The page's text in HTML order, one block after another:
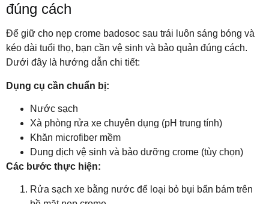
đúng cách
Để giữ cho nẹp crome badosoc sau trái luôn sáng bóng và
kéo dài tuổi thọ, bạn cần vệ sinh và bảo quản đúng cách.
Dưới đây là hướng dẫn chi tiết:
Dụng cụ cần chuẩn bị:
Nước sạch
Xà phòng rửa xe chuyên dụng (pH trung tính)
Khăn microfiber mềm
Dung dịch vệ sinh và bảo dưỡng crome (tùy chọn)
Các bước thực hiện:
Rửa sạch xe bằng nước để loại bỏ bụi bẩn bám trên